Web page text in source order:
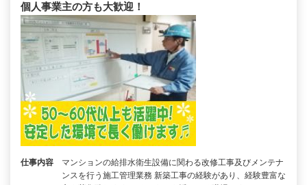
個人事業主の方も大歓迎！
仕事内容
マンションの給排水衛生設備に関わる改修工事及びメンテナ
ンスを行う施工管理業務 新築工事の経験があり、経験豊富な